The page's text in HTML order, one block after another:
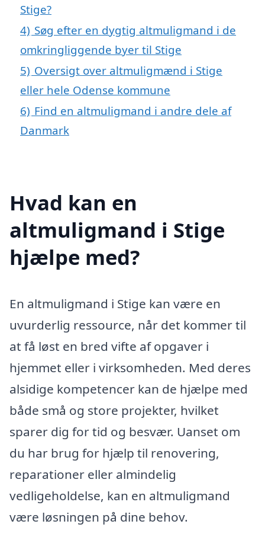
Stige?
4) Søg efter en dygtig altmuligmand i de
omkringliggende byer til Stige
5) Oversigt over altmuligmænd i Stige
eller hele Odense kommune
6) Find en altmuligmand i andre dele af
Danmark
Hvad kan en
altmuligmand i Stige
hjælpe med?
En altmuligmand i Stige kan være en
uvurderlig ressource, når det kommer til
at få løst en bred vifte af opgaver i
hjemmet eller i virksomheden. Med deres
alsidige kompetencer kan de hjælpe med
både små og store projekter, hvilket
sparer dig for tid og besvær. Uanset om
du har brug for hjælp til renovering,
reparationer eller almindelig
vedligeholdelse, kan en altmuligmand
være løsningen på dine behov.